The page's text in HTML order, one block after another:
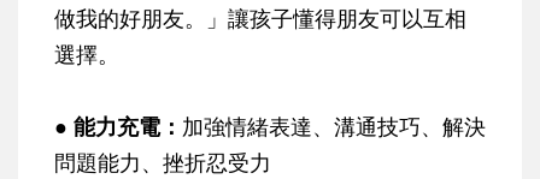
做我的好朋友。」讓孩子懂得朋友可以互相
選擇。
● 能力充電： 加強情緒表達、溝通技巧、解決
問題能力、挫折忍受力